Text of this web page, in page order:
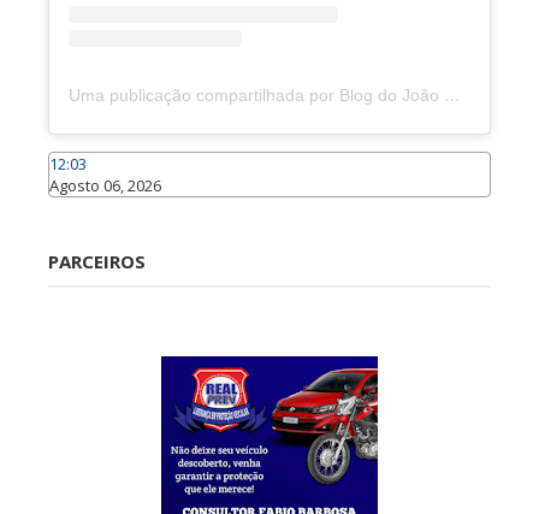
Uma publicação compartilhada por Blog do João Marcolino (@joaomarcolinoneto)
12:03
Agosto 06, 2026
PARCEIROS